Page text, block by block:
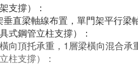
支撐）：
直梁軸線布置，單門架平行梁
式鋼管立柱支撐）：
向頂托承重，1層梁橫向混合
柱支撐）：